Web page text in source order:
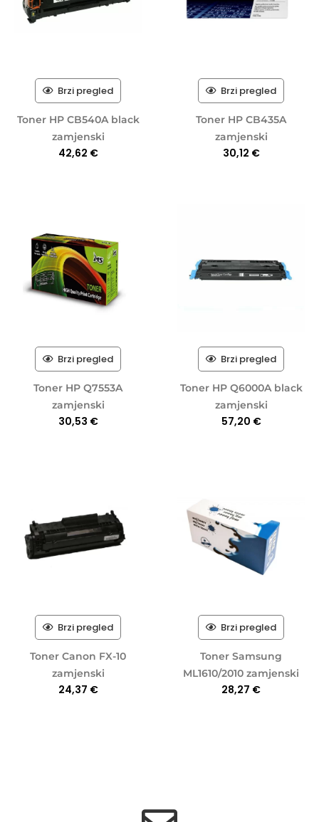
Brzi pregled
Toner HP CB540A black
zamjenski
42,62 €
Brzi pregled
Toner HP CB435A
zamjenski
30,12 €
Brzi pregled
Toner HP Q7553A
zamjenski
30,53 €
Brzi pregled
Toner HP Q6000A black
zamjenski
57,20 €
Brzi pregled
Toner Canon FX-10
zamjenski
24,37 €
Brzi pregled
Toner Samsung
ML1610/2010 zamjenski
28,27 €